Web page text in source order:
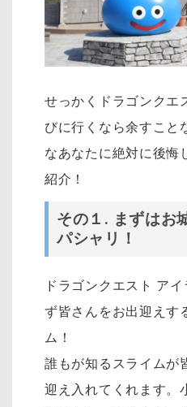
せっかくドラゴンクエ
びに行くなら余すこと
なあなたに絶対に後悔
紹介！
その１ . まずはお
パシャリ！
ドラゴンクエスト ア
ず皆さんをお出迎えす
ム！
誰もが知るスライムが
迎え入れてくれます。